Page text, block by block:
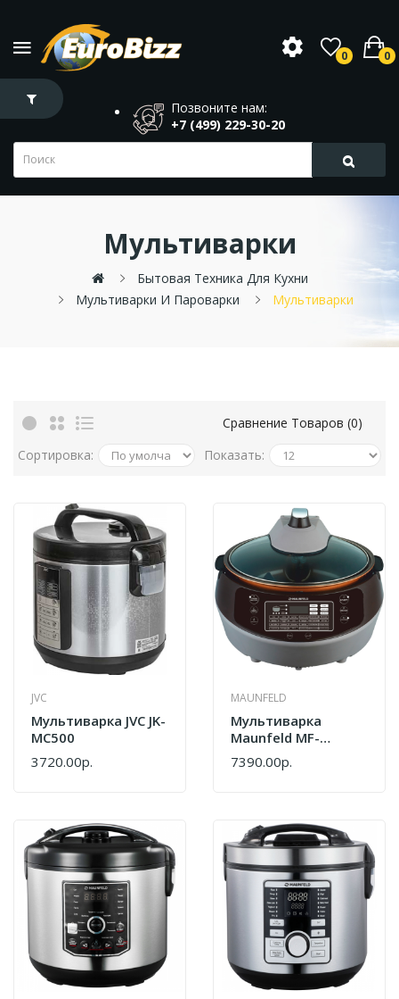
0 0
Позвоните нам:
+7 (499) 229-30-20
Мультиварки
Бытовая Техника Для Кухни
Мультиварки И Пароварки
Мультиварки
Сравнение Товаров (0)
Сортировка:
Показать:
JVC
Мультиварка JVC JK-
MC500
3720.00р.
MAUNFELD
Мультиварка
Maunfeld MF-
1621BR
7390.00р.